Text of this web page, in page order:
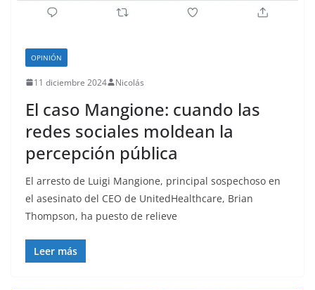
OPINIÓN
11 diciembre 2024 Nicolás
El caso Mangione: cuando las
redes sociales moldean la
percepción pública
El arresto de Luigi Mangione, principal sospechoso en
el asesinato del CEO de UnitedHealthcare, Brian
Thompson, ha puesto de relieve
Leer más